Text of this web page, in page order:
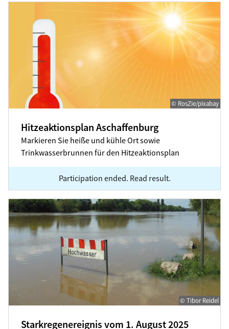
Hitzeaktionsplan Aschaffenburg
© RosZie/pixabay
Hitzeaktionsplan Aschaffenburg
Markieren Sie heiße und kühle Ort sowie
Trinkwasserbrunnen für den Hitzeaktionsplan
Participation ended. Read result.
Starkregenereignis vom 1. August 2025
© Tibor Reidel
Starkregenereignis vom 1. August 2025